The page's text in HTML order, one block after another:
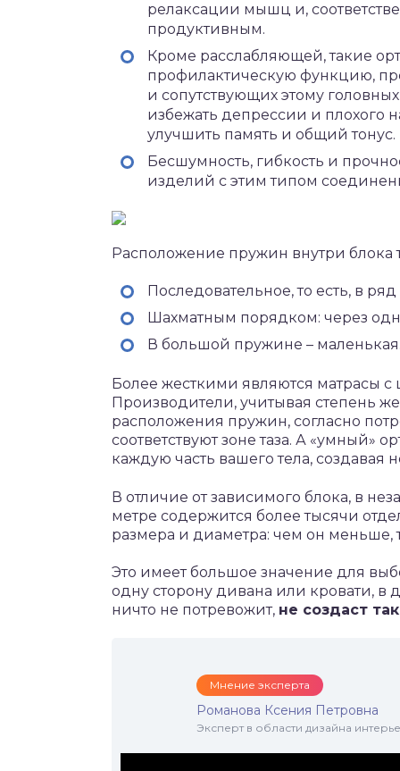
релаксации мышц и,
продуктивным.
Кроме расслабляющей, такие
профилактическую функцию,
и сопутствующих этому
избежать депрессии и плохого
улучшить память и общий тонус.
Бесшумность, гибкость и
изделий с этим типом
Расположение пружин внутри блока
Последовательное, то есть, в
Шахматным порядком: через
В большой пружине –
Более жесткими являются матрасы
Производители, учитывая степень
расположения пружин, согласно
соответствуют зоне таза. А «умный»
каждую часть вашего тела,
В отличие от зависимого блока, в
метре содержится более тысячи
размера и диаметра: чем он меньше,
Это имеет большое значение для
одну сторону дивана или кровати, в
ничто не потревожит, не создаст
Мнение эксперта
Романова Ксения Петровна
Эксперт в области дизайна